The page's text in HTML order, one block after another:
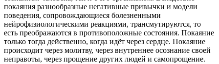
покаяния разнообразные негативные привычки и модели
поведения, сопровождающиеся болезненными
нейрофизиологическими реакциями, трансмутируются, то
есть преображаются в противоположные состояния. Покаяние
только тогда действенно, когда идёт через сердце. Покаяние
происходит через молитву, через внутреннее осознание своей
неправоты, через прощение других людей и самопрощение.